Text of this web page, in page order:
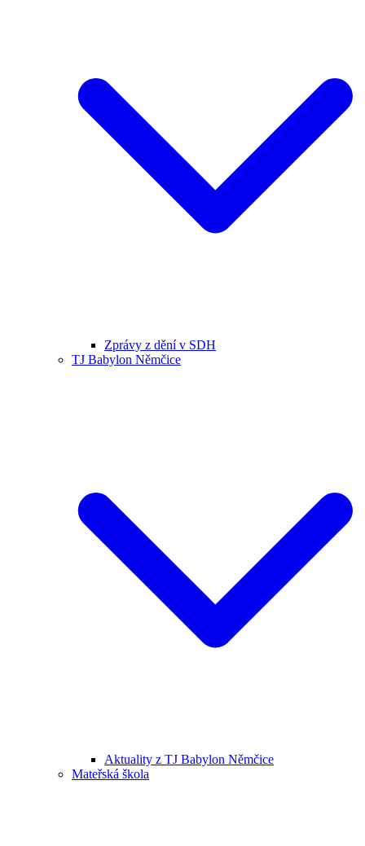
Zprávy z dění v SDH
TJ Babylon Němčice
Aktuality z TJ Babylon Němčice
Mateřská škola